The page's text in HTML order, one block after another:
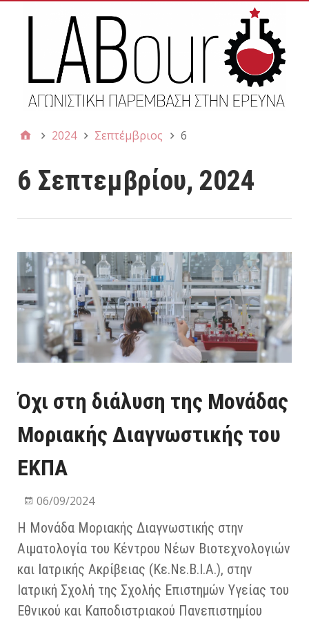
2024 Σεπτέμβριος 6
6 Σεπτεμβρίου, 2024
Όχι στη διάλυση της Μονάδας
Μοριακής Διαγνωστικής του
ΕΚΠΑ
06/09/2024
Η Μονάδα Μοριακής Διαγνωστικής στην
Αιματολογία του Κέντρου Νέων Βιοτεχνολογιών
και Ιατρικής Ακρίβειας (Κε.Νε.Β.Ι.Α.), στην
Ιατρική Σχολή της Σχολής Επιστημών Υγείας του
Εθνικού και Καποδιστριακού Πανεπιστημίου